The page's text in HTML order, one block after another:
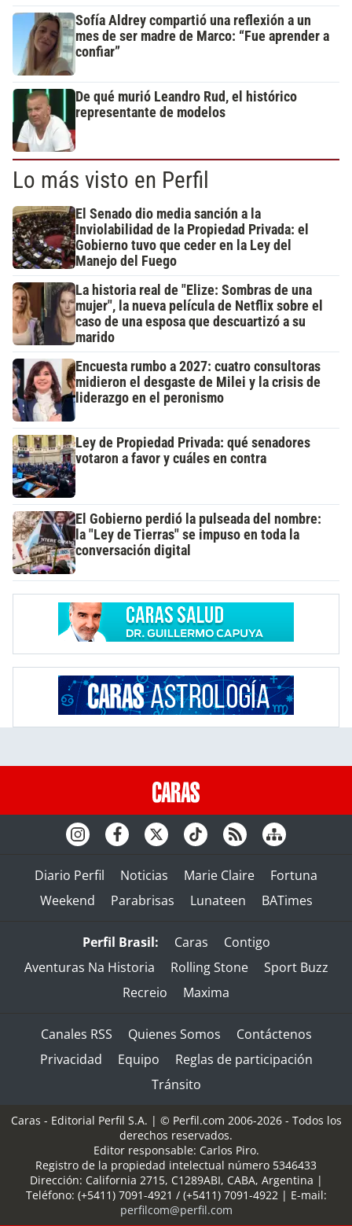
Sofía Aldrey compartió una reflexión a un
mes de ser madre de Marco: “Fue aprender a
confiar”
De qué murió Leandro Rud, el histórico
representante de modelos
Lo más visto en Perfil
El Senado dio media sanción a la
Inviolabilidad de la Propiedad Privada: el
Gobierno tuvo que ceder en la Ley del
Manejo del Fuego
La historia real de "Elize: Sombras de una
mujer", la nueva película de Netflix sobre el
caso de una esposa que descuartizó a su
marido
Encuesta rumbo a 2027: cuatro consultoras
midieron el desgaste de Milei y la crisis de
liderazgo en el peronismo
Ley de Propiedad Privada: qué senadores
votaron a favor y cuáles en contra
El Gobierno perdió la pulseada del nombre:
la "Ley de Tierras" se impuso en toda la
conversación digital
Diario Perfil Noticias Marie Claire
Fortuna
Weekend
Parabrisas Lunateen BATimes
Perfil Brasil: Caras
Contigo
Aventuras Na Historia
Rolling Stone
Sport Buzz
Recreio
Maxima
Canales RSS Quienes Somos
Contáctenos
Privacidad
Equipo
Reglas de participación
Tránsito
Caras - Editorial Perfil S.A. | © Perfil.com 2006-2026 - Todos los
derechos reservados.
Editor responsable: Carlos Piro.
Registro de la propiedad intelectual número 5346433
Dirección: California 2715, C1289ABI, CABA, Argentina |
Teléfono: (+5411) 7091-4921 / (+5411) 7091-4922 | E-mail:
perfilcom@perfil.com